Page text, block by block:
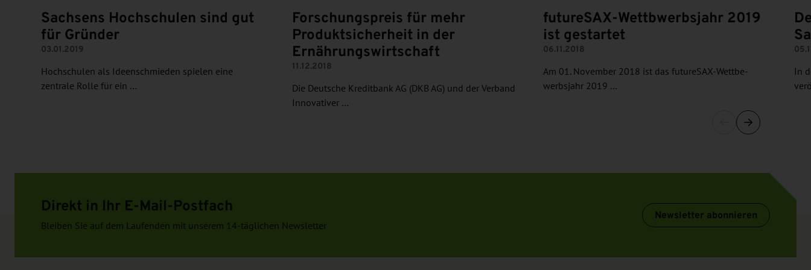
Sachsens Hochschulen sind gut
für Gründer
03.01.2019
Hochschulen als Ideenschmieden spielen eine
zentrale Rolle für ein …
Forschungspreis für mehr
Produktsicherheit in der
Ernährungswirtschaft
11.12.2018
Die Deutsche Kreditbank AG (DKB AG) und der Verband
Innovativer …
futureSAX-Wettbwerbsjahr 2019
ist gestartet
06.11.2018
Am 01. November 2018 ist das futureSAX-Wettbe­
werbsjahr 2019 …
In
Direkt in Ihr E-Mail-Postfach
Bleiben Sie auf dem Laufenden mit unserem 14-täglichen Newsletter
Newsletter abonnieren